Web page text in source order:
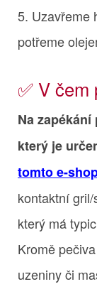
5. Uzavřeme
potřeme
✅ V
Na
který je
tomto e-
kontaktní
který má
Kromě
uzeniny či